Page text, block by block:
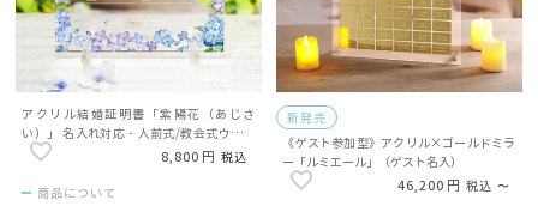
アクリル結婚証明書「紫陽花（あじさ
い）」 名入れ対応・人前式/教会式ウェデ
ィング
8,800 税込
商品について
新発売
《ゲスト参加型》アクリル×ゴールドミラ
ー「ルミエール」（ゲスト名入）
46,200 税込 〜